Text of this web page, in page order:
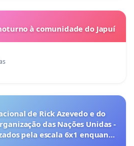
à comunidade do Japuí
de Rick Azevedo e do
das Nações Unidas -
pela escala 6x1 enquanto